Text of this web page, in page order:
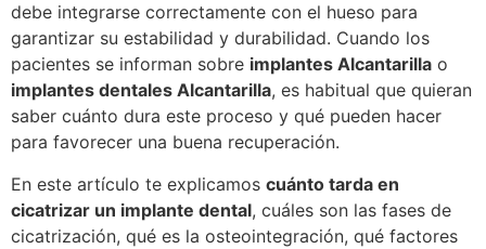
debe integrarse correctamente con el hueso para
garantizar su estabilidad y durabilidad. Cuando los
pacientes se informan sobre implantes Alcantarilla o
implantes dentales Alcantarilla, es habitual que quieran
saber cuánto dura este proceso y qué pueden hacer
para favorecer una buena recuperación.
En este artículo te explicamos cuánto tarda en
cicatrizar un implante dental, cuáles son las fases de
cicatrización, qué es la osteointegración, qué factores